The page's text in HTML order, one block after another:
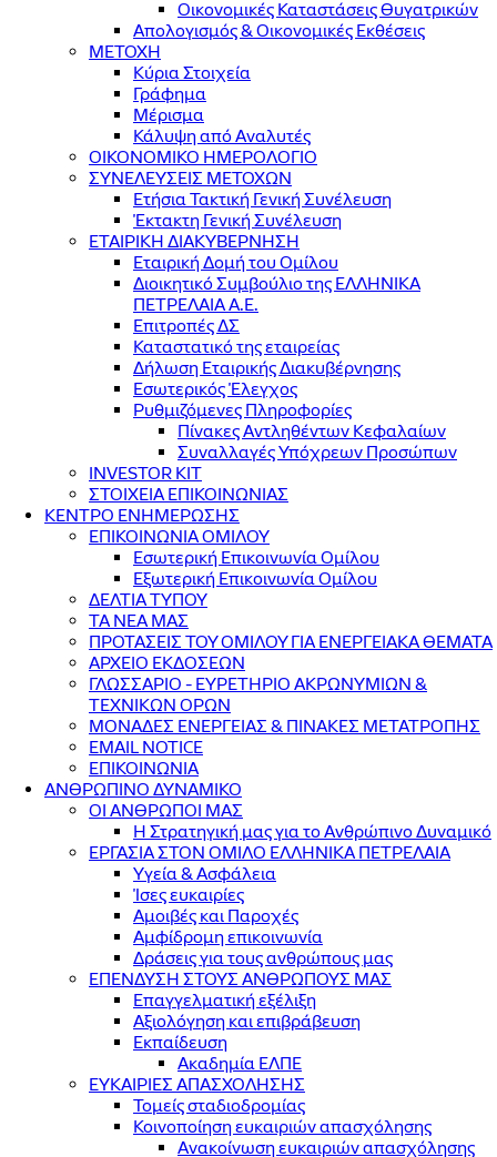
Οικονομικές Καταστάσεις Θυγατρικών
Απολογισμός & Οικονομικές Εκθέσεις
ΜΕΤΟΧΗ
Κύρια Στοιχεία
Γράφημα
Μέρισμα
Κάλυψη από Αναλυτές
ΟΙΚΟΝΟΜΙΚΟ ΗΜΕΡΟΛΟΓΙΟ
ΣΥΝΕΛΕΥΣΕΙΣ ΜΕΤΟΧΩΝ
Ετήσια Τακτική Γενική Συνέλευση
Έκτακτη Γενική Συνέλευση
ΕΤΑΙΡΙΚΗ ΔΙΑΚΥΒΕΡΝΗΣΗ
Εταιρική Δομή του Ομίλου
Διοικητικό Συμβούλιο της ΕΛΛΗΝΙΚΑ
ΠΕΤΡΕΛΑΙΑ Α.Ε.
Επιτροπές ΔΣ
Καταστατικό της εταιρείας
Δήλωση Εταιρικής Διακυβέρνησης
Εσωτερικός Έλεγχος
Ρυθμιζόμενες Πληροφορίες
Πίνακες Αντληθέντων Κεφαλαίων
Συναλλαγές Υπόχρεων Προσώπων
INVESTOR KIT
ΣΤΟΙΧΕΙΑ ΕΠΙΚΟΙΝΩΝΙΑΣ
ΚΕΝΤΡΟ ΕΝΗΜΕΡΩΣΗΣ
ΕΠΙΚΟΙΝΩΝΙΑ ΟΜΙΛΟΥ
Εσωτερική Επικοινωνία Ομίλου
Εξωτερική Επικοινωνία Ομίλου
ΔΕΛΤΙΑ ΤΥΠΟΥ
ΤΑ ΝΕΑ ΜΑΣ
ΠΡΟΤΑΣΕΙΣ ΤΟΥ ΟΜΙΛΟΥ ΓΙΑ ΕΝΕΡΓΕΙΑΚΑ ΘΕΜΑΤΑ
ΑΡΧΕΙΟ ΕΚΔΟΣΕΩΝ
ΓΛΩΣΣΑΡΙΟ - ΕΥΡΕΤΗΡΙΟ ΑΚΡΩΝΥΜΙΩΝ &
ΤΕΧΝΙΚΩΝ ΟΡΩΝ
ΜΟΝΑΔΕΣ ΕΝΕΡΓΕΙΑΣ & ΠΙΝΑΚΕΣ ΜΕΤΑΤΡΟΠΗΣ
EMAIL NOTICE
ΕΠΙΚΟΙΝΩΝΙΑ
ΑΝΘΡΩΠΙΝΟ ΔΥΝΑΜΙΚΟ
ΟΙ ΑΝΘΡΩΠΟΙ ΜΑΣ
Η Στρατηγική μας για το Ανθρώπινο Δυναμικό
ΕΡΓΑΣΙΑ ΣΤΟΝ ΟΜΙΛΟ ΕΛΛΗΝΙΚΑ ΠΕΤΡΕΛΑΙΑ
Υγεία & Ασφάλεια
Ίσες ευκαιρίες
Αμοιβές και Παροχές
Αμφίδρομη επικοινωνία
Δράσεις για τους ανθρώπους μας
ΕΠΕΝΔΥΣΗ ΣΤΟΥΣ ΑΝΘΡΩΠΟΥΣ ΜΑΣ
Επαγγελματική εξέλιξη
Αξιολόγηση και επιβράβευση
Εκπαίδευση
Ακαδημία ΕΛΠΕ
ΕΥΚΑΙΡΙΕΣ ΑΠΑΣΧΟΛΗΣΗΣ
Τομείς σταδιοδρομίας
Κοινοποίηση ευκαιριών απασχόλησης
Ανακοίνωση ευκαιριών απασχόλησης